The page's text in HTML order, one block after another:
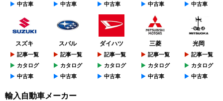
中古車
中古車
中古車
中古車
中古車
スズキ
記事一覧
カタログ
中古車
スバル
記事一覧
カタログ
中古車
ダイハツ
記事一覧
カタログ
中古車
三菱
記事一覧
カタログ
中古車
光岡
記事一覧
カタログ
中古車
輸入自動車メーカー